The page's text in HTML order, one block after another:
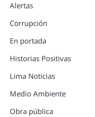
Alertas
Corrupción
En portada
Historias Positivas
Lima Noticias
Medio Ambiente
Obra pública